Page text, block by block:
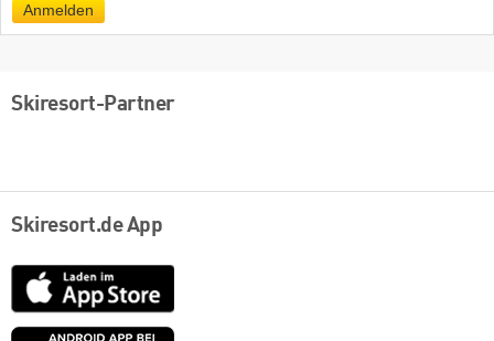
Anmelden
Skiresort-Partner
Skiresort.de App
App
Store
Google